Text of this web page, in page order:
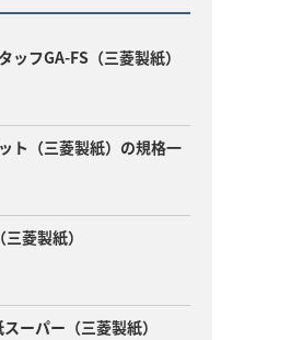
ッフGA-FS（三菱製紙）
ト（三菱製紙）の規格一
菱製紙）
ーパー（三菱製紙）